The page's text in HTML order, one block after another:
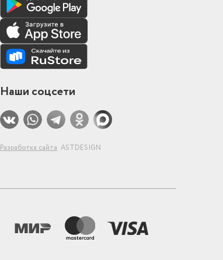
Наши соцсети
Разработка сайта ASTDESIGN